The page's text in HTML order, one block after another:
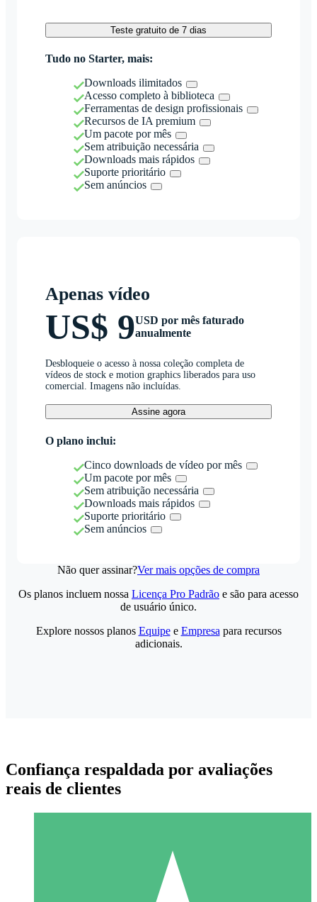
Teste gratuito de 7 dias
Tudo no Starter, mais:
Downloads ilimitados
Acesso completo à biblioteca
Ferramentas de design profissionais
Recursos de IA premium
Um pacote por mês
Sem atribuição necessária
Downloads mais rápidos
Suporte prioritário
Sem anúncios
Apenas vídeo
US$ 9USD por mês faturado
anualmente
Desbloqueie o acesso à nossa coleção completa de
vídeos de stock e motion graphics liberados para uso
comercial. Imagens não incluídas.
Assine agora
O plano inclui:
Cinco downloads de vídeo por mês
Um pacote por mês
Sem atribuição necessária
Downloads mais rápidos
Suporte prioritário
Sem anúncios
Não quer assinar?Ver mais opções de compra
Pacotes de Créditos Individuais
Os planos incluem nossa Licença Pro Padrão e são para acesso
de usuário único.
Explore nossos planos Equipee Empresa para recursos
adicionais.
Confiança respaldada por avaliações
reais de clientes